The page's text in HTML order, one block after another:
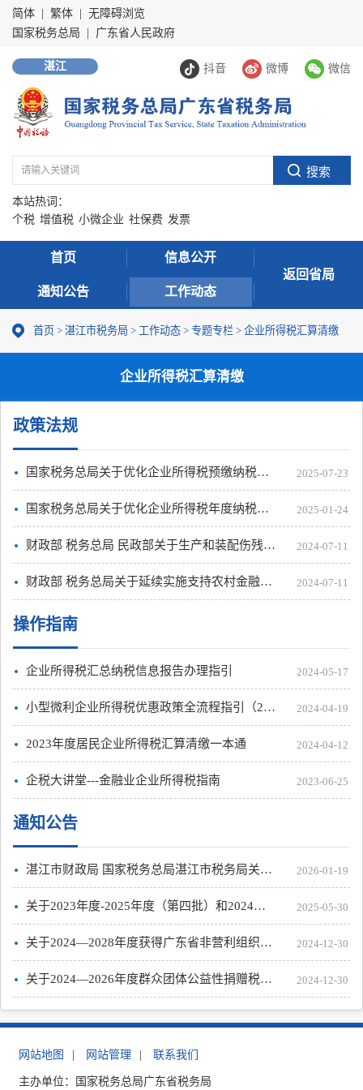
简体 繁体
无障碍浏览
国家税务总局
广东省人民政府
抖音 微博 微信
湛江
本站热词：
个税 增值税 小微企业 社保费 发票
首页 信息公开
通知公告 工作动态
返回省局
首页 > 湛江市税务局 > 工作动态 > 专题专栏 > 企业所得税汇算清缴
企业所得税汇算清缴
政策法规
国家税务总局关于优化企业所得税预缴纳税申报有关事项的公告 2025-07-23
国家税务总局关于优化企业所得税年度纳税申报表的公告 2025-01-24
财政部 税务总局 民政部关于生产和装配伤残人员专门用品企业免征企业所得税的公告 2024-07-11
财政部 税务总局关于延续实施支持农村金融发展企业所得税政策的公告 2024-07-11
操作指南
企业所得税汇总纳税信息报告办理指引 2024-05-17
小型微利企业所得税优惠政策全流程指引（2024版） 2024-04-19
2023年度居民企业所得税汇算清缴一本通 2024-04-12
企税大讲堂---金融业企业所得税指南 2023-06-25
通知公告
湛江市财政局 国家税务总局湛江市税务局关于湛江市本级2024-2028年度 2025-2029年度取得非营利组织免税资格单位名单的公告 2026-01-19
关于2023年度-2025年度（第四批）和2024年度-2026年度（第一批）符合公益性捐赠税前扣除资格的公益性社会组织名单的公示 2025-05-30
关于2024—2028年度获得广东省非营利组织免税资格名单（第二批）的公告 2024-12-30
关于2024—2026年度群众团体公益性捐赠税前扣除资格名单的公告 2024-12-30
网站地图 网站管理 联系我们
主办单位：国家税务总局广东省税务局